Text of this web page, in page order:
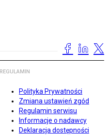
REGULAMIN
Polityka Prywatności
Zmiana ustawień zgód
Regulamin serwisu
Informacje o nadawcy
Deklaracja dostępności